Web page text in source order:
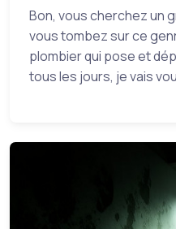
Bon, vous cherchez un
vous tombez sur ce
plombier qui pose et
tous les jours, je vais